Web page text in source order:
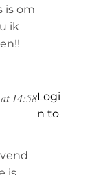
is om
ik
14:58Logi
n to